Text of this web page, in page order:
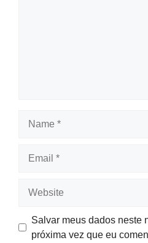
Salvar meus dados neste
próxima vez que eu